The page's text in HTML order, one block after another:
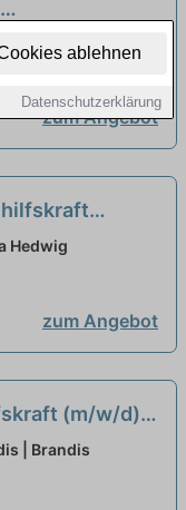
ablehnen
Datenschutzerklärung
(m/w/d) in
gehen wir
| Torgau
zum Angebot
32
freuen uns
Hedwig
zum Angebot
(m/w/d)
- Sichere Dir
| Brandis